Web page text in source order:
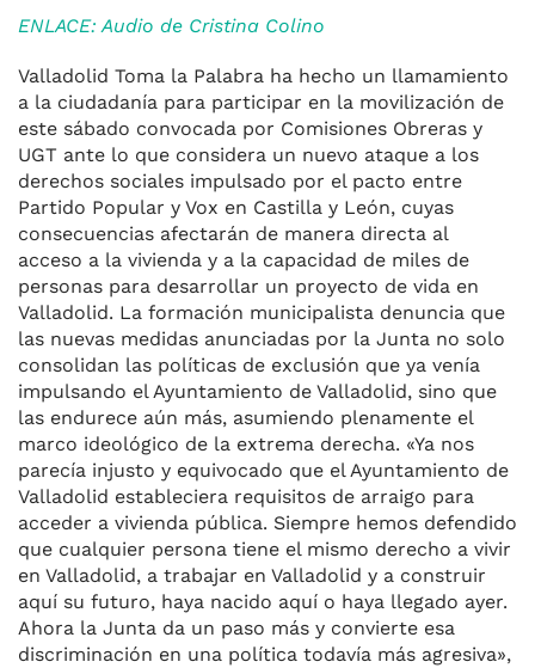
ENLACE: Audio de Cristina Colino
Valladolid Toma la Palabra ha hecho un llamamiento
a la ciudadanía para participar en la movilización de
este sábado convocada por Comisiones Obreras y
UGT ante lo que considera un nuevo ataque a los
derechos sociales impulsado por el pacto entre
Partido Popular y Vox en Castilla y León, cuyas
consecuencias afectarán de manera directa al
acceso a la vivienda y a la capacidad de miles de
personas para desarrollar un proyecto de vida en
Valladolid. La formación municipalista denuncia que
las nuevas medidas anunciadas por la Junta no solo
consolidan las políticas de exclusión que ya venía
impulsando el Ayuntamiento de Valladolid, sino que
las endurece aún más, asumiendo plenamente el
marco ideológico de la extrema derecha. «Ya nos
parecía injusto y equivocado que el Ayuntamiento de
Valladolid estableciera requisitos de arraigo para
acceder a vivienda pública. Siempre hemos defendido
que cualquier persona tiene el mismo derecho a vivir
en Valladolid, a trabajar en Valladolid y a construir
aquí su futuro, haya nacido aquí o haya llegado ayer.
Ahora la Junta da un paso más y convierte esa
discriminación en una política todavía más agresiva»,